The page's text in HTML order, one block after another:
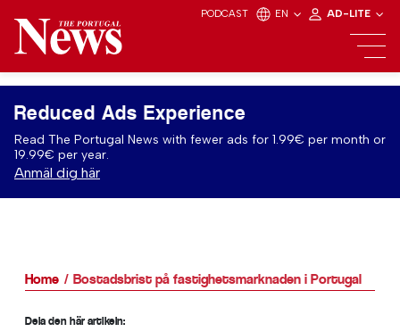
PODCAST EN AD-LITE
Reduced Ads Experience
Read The Portugal News with fewer ads for 1.99€ per month or
19.99€ per year.
Anmäl dig här
Home Bostadsbrist på fastighetsmarknaden i Portugal
Dela den här artikeln: